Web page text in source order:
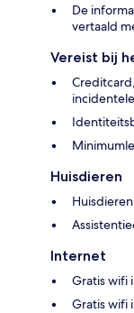
De
vertaald
Vereist bij
Huisdieren
Internet
Gratis wifi
Gratis wifi